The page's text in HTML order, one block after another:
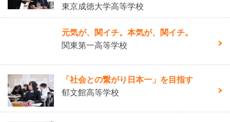
東京成徳大学高等学校
元気が、関イチ。本気が、関イチ。
関東第一高等学校
「社会との繋がり日本一」を目指す
郁文館高等学校